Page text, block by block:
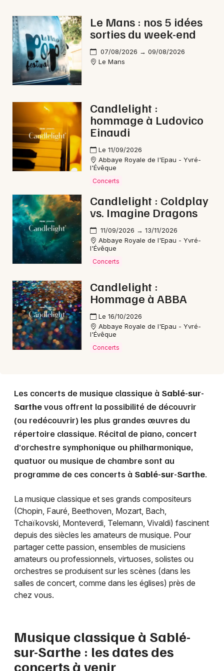
Newsletter des sorties
Artistes en tournée
Magazine à Sablé-sur-Sarthe
72 - Sarthe
Choisir mes départements
Mon email
Je m'abonne
Le Mans : nos 5 idées
sorties du week-end
07/08/2026 → 09/08/2026
Le Mans
Candlelight :
hommage à Ludovico
Einaudi
Le 11/09/2026
Abbaye Royale de l'Epau - Yvré-
l'Évêque
Concerts
Candlelight : Coldplay
vs. Imagine Dragons
11/09/2026 → 13/11/2026
Abbaye Royale de l'Epau - Yvré-
l'Évêque
Concerts
Candlelight :
Hommage à ABBA
Le 16/10/2026
Abbaye Royale de l'Epau - Yvré-
l'Évêque
Concerts
Les concerts de musique classique à Sablé-sur-
Sarthevous offrent la possibilité de découvrir
(ou redécouvrir) les plus grandes œuvres du
répertoire classique. Récital de piano, concert
d’orchestre symphonique ou philharmonique,
quatuor ou musique de chambre sont au
programme de ces concerts à Sablé-sur-Sarthe.
La musique classique et ses grands compositeurs
(Chopin, Fauré, Beethoven, Mozart, Bach,
Tchaïkovski, Monteverdi, Telemann, Vivaldi) fascinent
depuis des siècles les amateurs de musique. Pour
partager cette passion, ensembles de musiciens
amateurs ou professionnels, virtuoses, solistes ou
orchestres se produisent sur les scènes (dans les
salles de concert, comme dans les églises) près de
chez vous.
Musique classique à Sablé-
sur-Sarthe : les dates des
concerts à venir